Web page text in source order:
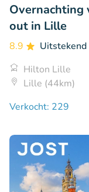
Overnachting
out in Lille
8.9 Uitstekend
Hilton Lille
Lille (44km)
Verkocht: 229